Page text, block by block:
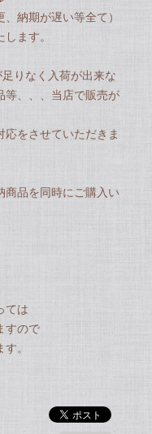
納期が遅い等全て）
ます。
りなく入荷が出来な
等、、、当店で販売が
をさせていただきま
商品を同時にご購入い
ては
すので
。